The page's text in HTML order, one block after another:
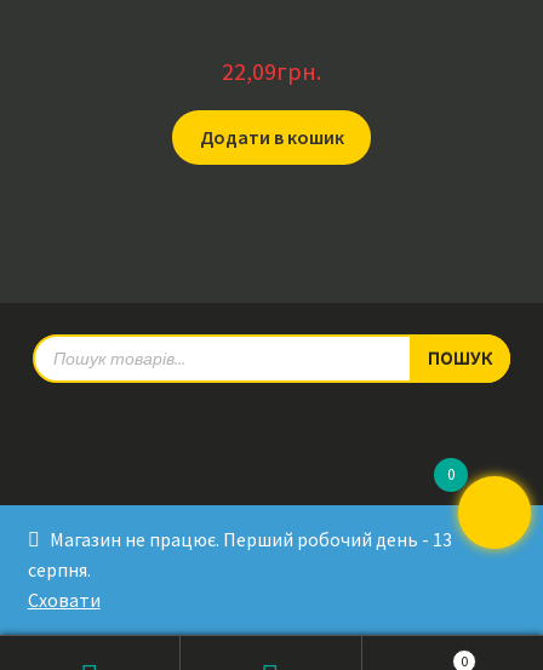
Магазин не працює. Перший робочий день - 13
серпня.
Сховати
22,09грн.
Додати в кошик
Products
search
ПОШУК
Developed by Sergey Krinitsa
0
0